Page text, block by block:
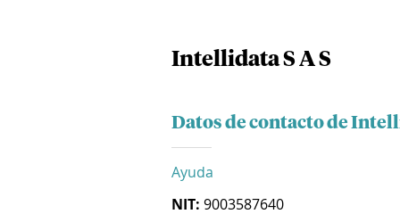
Intellidata S A S
Datos de contacto de
Ayuda
NIT: 9003587640